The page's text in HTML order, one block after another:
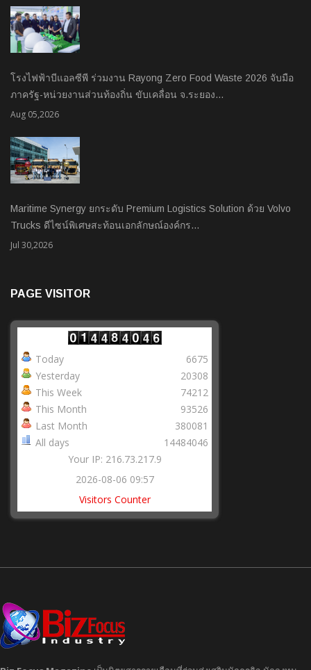
โรงไฟฟ้าบีแอลซีพี ร่วมงาน Rayong Zero Food Waste 2026 จับมือ
ภาครัฐ-หน่วยงานส่วนท้องถิ่น ขับเคลื่อน จ.ระยอง…
Aug 05,2026
Maritime Synergy ยกระดับ Premium Logistics Solution ด้วย Volvo
Trucks ดีไซน์พิเศษสะท้อนเอกลักษณ์องค์กร…
Jul 30,2026
PAGE VISITOR
Today
Yesterday
This Week
This Month
Last Month
All days
6675
20308
74212
93526
380081
14484046
Your IP: 216.73.217.9
2026-08-06 09:57
Visitors Counter